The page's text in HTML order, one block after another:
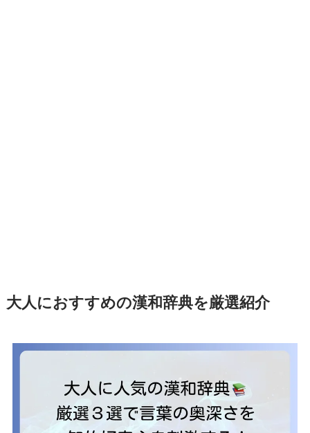
大人におすすめの漢和辞典を厳選紹介